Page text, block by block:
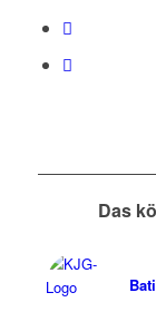
Das